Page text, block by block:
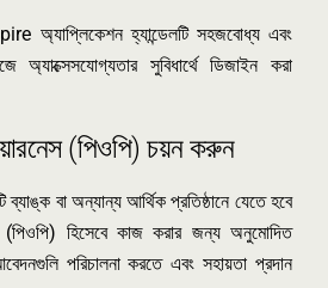
অ্যাপ্লিকেশন হ্যান্ডেলটি সহজবোধ্য এবং
অ্যাক্সেসযোগ্যতার সুবিধার্থে ডিজাইন করা
(পিওপি) চয়ন করুন
বা অন্যান্য আর্থিক প্রতিষ্ঠানে যেতে হবে
(পিওপি) হিসেবে কাজ করার জন্য অনুমোদিত
পরিচালনা করতে এবং সহায়তা প্রদান